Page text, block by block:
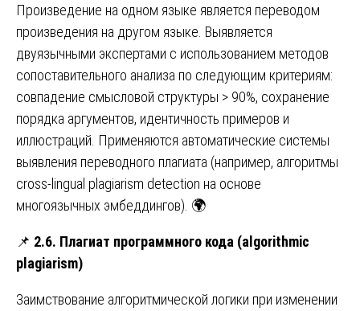
Произведение на одном языке является переводом
произведения на другом языке. Выявляется
двуязычными экспертами с использованием методов
сопоставительного анализа по следующим критериям:
совпадение смысловой структуры > 90%, сохранение
порядка аргументов, идентичность примеров и
иллюстраций. Применяются автоматические системы
выявления переводного плагиата (например, алгоритмы
cross-lingual plagiarism detection на основе
многоязычных эмбеддингов). 🌍
📌 2.6. Плагиат программного кода (algorithmic
plagiarism)
Заимствование алгоритмической логики при изменении